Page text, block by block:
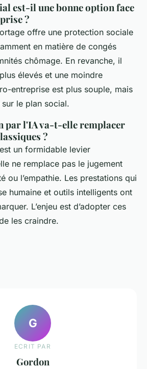
est-il une bonne option face
?
offre une protection sociale
en matière de congés
chômage. En revanche, il
élevés et une moindre
entreprise est plus souple, mais
le plan social.
par l'IA va-t-elle remplacer
?
un formidable levier
ne remplace pas le jugement
ou l’empathie. Les prestations qui
humaine et outils intelligents ont
L’enjeu est d’adopter ces
les craindre.
G
ECRIT PAR
Gordon